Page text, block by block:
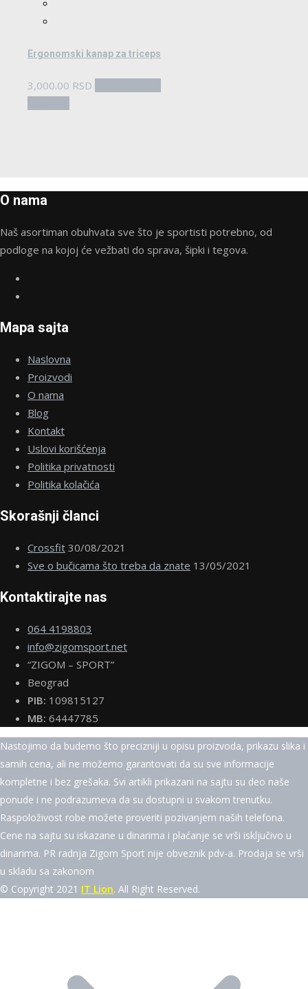
Ergonomski kanap za triceps
3,000.00 RSD
O nama
Naš asortiman obuhvata sve što je sportisti potrebno, od
podloge na kojoj će vežbati do sprava, šipki i tegova.
Mapa sajta
Naslovna
Proizvodi
O nama
Blog
Kontakt
Uslovi korišćenja
Politika privatnosti
Politika kolačića
Skorašnji članci
Crossfit 30/08/2021
Sve o bučicama što treba da znate 13/05/2021
Kontaktirajte nas
064 4198803
info@zigomsport.net
“ZIGOM – SPORT”
Beograd
PIB: 109815127
MB: 64447785
Nastojimo da budemo što precizniji u opisu proizvoda, prikazu slika i
samih cena, ali ne možemo garantovati da su sve informacije
kompletne i bez grešaka. Svi artikli prikazani na sajtu su deo naše
ponude i ne podrazumeva da su dostupni u svakom trenutku.
Raspoloživost robe možete proveriti pozivanjem naših telefona.
Cene na sajtu su iskazane u dinarima i plaćanje se vrši isključivo u
dinarima. PR radnja Zigom Sport nije obveznik pdv-a. Prodaja se vrši
u skladu sa zakonom
© Copyright 2021 IT Lion. All Right Reserved.